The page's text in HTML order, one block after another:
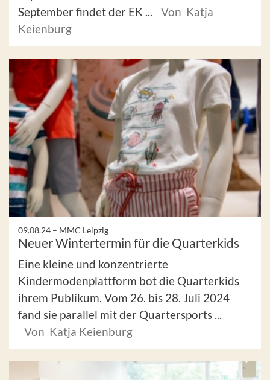
September findet der EK ...
Von Katja
Keienburg
09.08.24 – MMC Leipzig
Neuer Wintertermin für die Quarterkids
Eine kleine und konzentrierte
Kindermodenplattform bot die Quarterkids
ihrem Publikum. Vom 26. bis 28. Juli 2024
fand sie parallel mit der Quartersports ...
Von Katja Keienburg